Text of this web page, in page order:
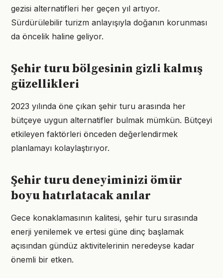
gezisi alternatifleri her geçen yıl artıyor.
Sürdürülebilir turizm anlayışıyla doğanın korunması
da öncelik haline geliyor.
Şehir turu bölgesinin gizli kalmış
güzellikleri
2023 yılında öne çıkan şehir turu arasında her
bütçeye uygun alternatifler bulmak mümkün. Bütçeyi
etkileyen faktörleri önceden değerlendirmek
planlamayı kolaylaştırıyor.
Şehir turu deneyiminizi ömür
boyu hatırlatacak anılar
Gece konaklamasının kalitesi, şehir turu sırasında
enerji yenilemek ve ertesi güne dinç başlamak
açısından gündüz aktivitelerinin neredeyse kadar
önemli bir etken.